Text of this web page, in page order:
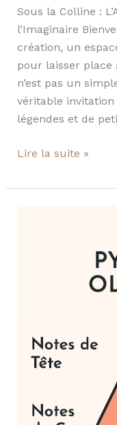
Sous la Colline :
l’Imaginaire
création, un
pour laisser place
n’est pas un
véritable invitation
légendes et de
Lire la suite »